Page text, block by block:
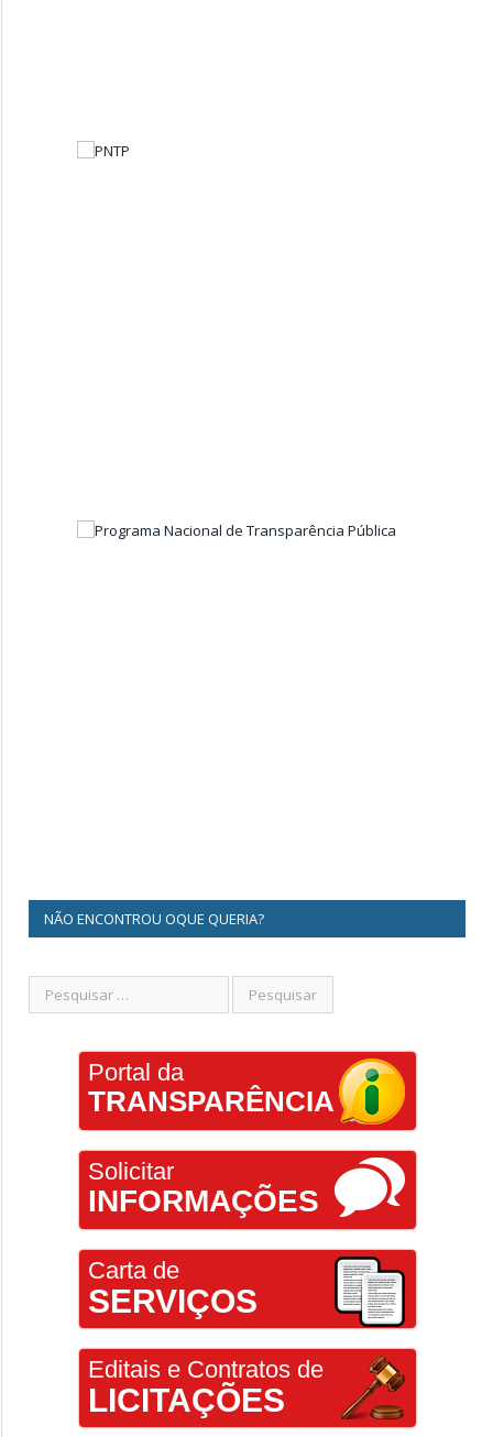
NÃO ENCONTROU OQUE QUERIA?
Portal da
TRANSPARÊNCIA
Solicitar
INFORMAÇÕES
Carta de
SERVIÇOS
Editais e Contratos de
LICITAÇÕES